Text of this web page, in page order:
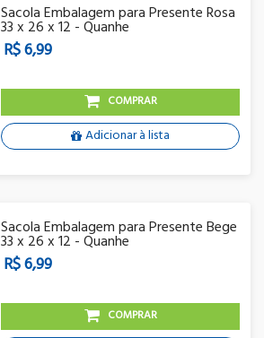
Sacola Embalagem para Presente Rosa
33 x 26 x 12 - Quanhe
R$ 6,99
COMPRAR
Adicionar à lista
Sacola Embalagem para Presente Bege
33 x 26 x 12 - Quanhe
R$ 6,99
COMPRAR